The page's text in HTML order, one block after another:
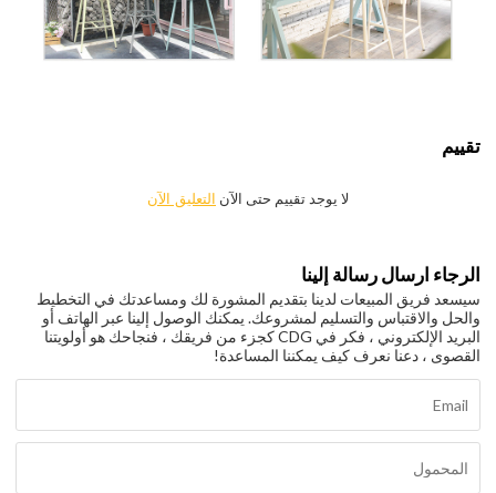
تقييم
لا يوجد تقييم حتى الآن التعليق الآن
الرجاء ارسال رسالة إلينا
سيسعد فريق المبيعات لدينا بتقديم المشورة لك ومساعدتك في التخطيط
والحل والاقتباس والتسليم لمشروعك. يمكنك الوصول إلينا عبر الهاتف أو
البريد الإلكتروني ، فكر في CDG كجزء من فريقك ، فنجاحك هو أولويتنا
القصوى ، دعنا نعرف كيف يمكننا المساعدة!